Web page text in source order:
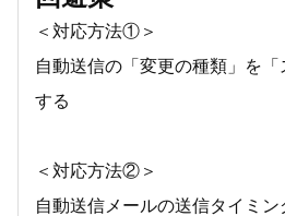
＜対応方法①＞
自動送信の「変更の種類」を
する
＜対応方法②＞
自動送信メールの送信タイミン